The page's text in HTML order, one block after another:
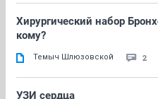
Хирургический набор
кому?
Темыч Шлюзовской 2
УЗИ сердца